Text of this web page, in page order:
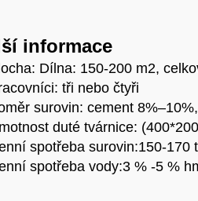
informace
Dílna: 150-200 m2,
tři nebo čtyři
surovin: cement
duté tvárnice:
spotřeba surovin:150-170
spotřeba vody:3 % -5 %